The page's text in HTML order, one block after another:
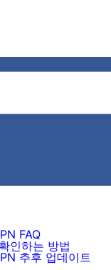
FAQ
인하는 방법
추후 업데이트